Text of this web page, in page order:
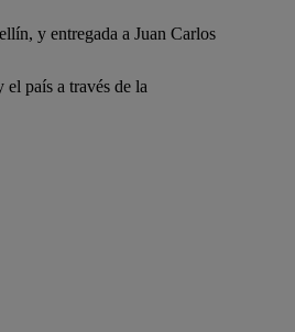
y entregada a Juan Carlos
país a través de la